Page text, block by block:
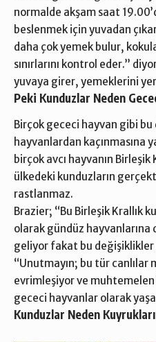
normalde akşam saat
beslenmek için yuvadan
daha çok yemek bulur,
sınırlarını kontrol eder.”
yuvaya girer, yemeklerini
Peki Kunduzlar Neden
Birçok gececi hayvan gibi bu
hayvanlardan kaçınmasına
birçok avcı hayvanın
ülkedeki kunduzların
rastlanmaz.
Brazier; “Bu Birleşik Krallık
olarak gündüz hayvanlarına
geliyor fakat bu değişiklikler
“Unutmayın; bu tür canlılar
evrimleşiyor ve
gececi hayvanlar olarak
Kunduzlar Neden